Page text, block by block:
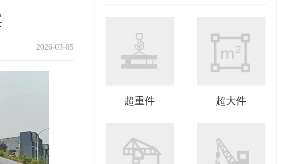
2026-03-05
超重件 超大件